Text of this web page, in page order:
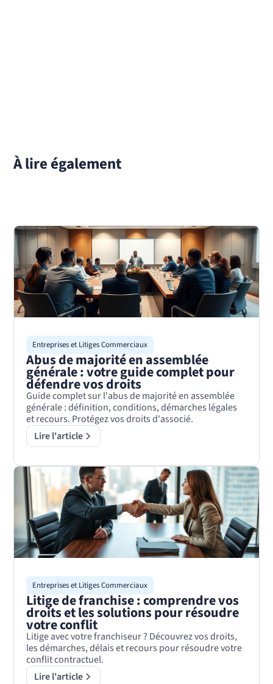
À lire également
Entreprises et Litiges Commerciaux
Abus de majorité en assemblée
générale : votre guide complet pour
défendre vos droits
Guide complet sur l'abus de majorité en assemblée
générale : définition, conditions, démarches légales
et recours. Protégez vos droits d'associé.
Lire l'article
Entreprises et Litiges Commerciaux
Litige de franchise : comprendre vos
droits et les solutions pour résoudre
votre conflit
Litige avec votre franchiseur ? Découvrez vos droits,
les démarches, délais et recours pour résoudre votre
conflit contractuel.
Lire l'article